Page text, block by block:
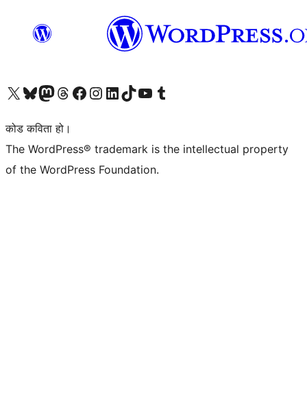
हाम्रो X (पहिले ट्विटर) खातामा जानुहोस्
हाम्रो Bluesky खाता भ्रमण गर्नुहोस्
हाम्रो म्यास्टोडन खाता भ्रमण गर्नुहोस्
हाम्रो थ्रेड्स खातामा जानुहोस्
हाम्रो फेसबुक पेजमा जानुहोस्
हाम्रो इन्स्टाग्राम खातामा जानुहोस्
हाम्रो लिङ्क्डइन खातामा जानुहोस्
हाम्रो TikTok खाता भ्रमण गर्नुहोस्
हाम्रो युट्युब च्यानलमा जानुहोस्
हाम्रो टम्बलर खाता भ्रमण गर्नुहोस्
कोड कविता हो।
The WordPress® trademark is the intellectual property
of the WordPress Foundation.